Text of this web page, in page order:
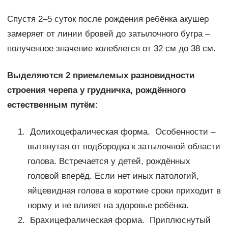
Спустя 2–5 суток после рождения ребёнка акушер
замеряет от линии бровей до затылочного бугра –
полученное значение колеблется от 32 см до 38 см.
Выделяются 2 приемлемых разновидности
строения черепа у грудничка, рождённого
естественным путём:
Долихоцефалическая форма. Особенности –
вытянутая от подбородка к затылочной области
голова. Встречается у детей, рождённых
головой вперёд. Если нет иных патологий,
яйцевидная голова в короткие сроки приходит в
норму и не влияет на здоровье ребёнка.
Брахицефалическая форма. Приплюснутый